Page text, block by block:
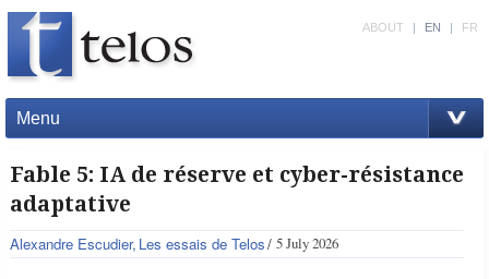
Menu
ABOUT | EN | FR
Fable 5: IA de réserve et cyber-résistance
adaptative
Alexandre Escudier Les essais de Telos 5 July 2026